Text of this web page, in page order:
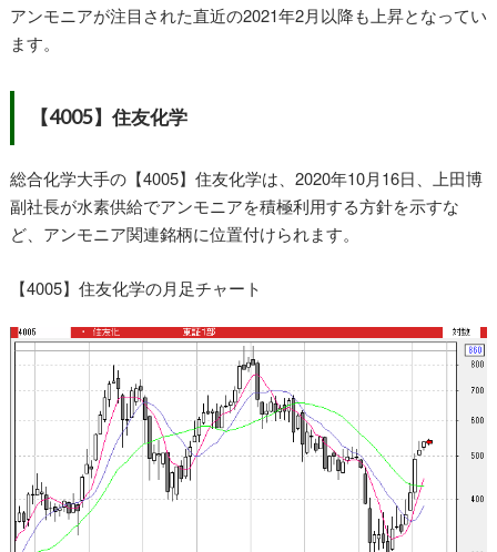
アンモニアが注目された直近の2021年2月以降も上昇となってい
ます。
【4005】住友化学
総合化学大手の【4005】住友化学は、2020年10月16日、上田博
副社長が水素供給でアンモニアを積極利用する方針を示すな
ど、アンモニア関連銘柄に位置付けられます。
【4005】住友化学の月足チャート